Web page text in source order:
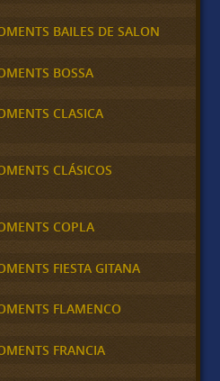
BAILES DE SALON
BOSSA
CLASICA
CLÁSICOS
COPLA
FIESTA GITANA
FLAMENCO
FRANCIA